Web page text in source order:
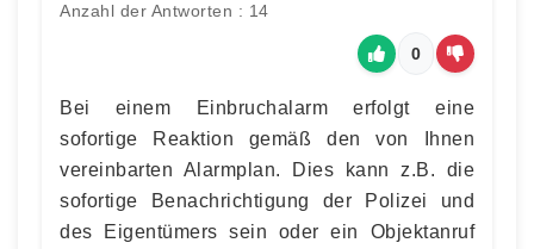
Anzahl der Antworten : 14
0
Bei einem Einbruchalarm erfolgt eine
sofortige Reaktion gemäß den von Ihnen
vereinbarten Alarmplan. Dies kann z.B. die
sofortige Benachrichtigung der Polizei und
des Eigentümers sein oder ein Objektanruf